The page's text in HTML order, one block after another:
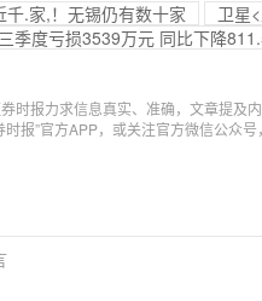
千.家,！无锡仍有数十家
卫星
三季度亏损3539万元 同比下降
时报力求信息真实、准确，文章提及
时报”官方APP，或关注官方微信公众